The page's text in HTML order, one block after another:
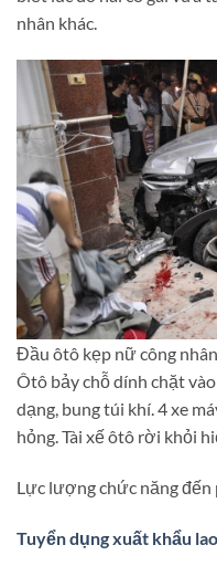
nhân khác.
Đầu ôtô kẹp nữ công
Ôtô bảy chỗ dính chặt
dạng, bung túi khí. 4 xe
hỏng. Tài xế ôtô rời khỏi
Lực lượng chức năng đến
Tuyển dụng xuất khẩu